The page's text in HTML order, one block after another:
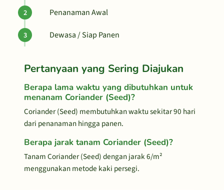
Penanaman Awal
Dewasa / Siap Panen
Pertanyaan yang Sering Diajukan
Berapa lama waktu yang dibutuhkan untuk
menanam Coriander (Seed)?
Coriander (Seed) membutuhkan waktu sekitar 90 hari
dari penanaman hingga panen.
Berapa jarak tanam Coriander (Seed)?
Tanam Coriander (Seed) dengan jarak 6/m²
menggunakan metode kaki persegi.